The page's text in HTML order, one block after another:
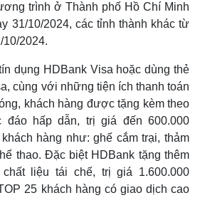
trình ở Thành phố Hồ Chí Minh
31/10/2024, các tỉnh thành khác từ
10/2024.
dụng HDBank Visa hoặc dùng thẻ
cùng với những tiện ích thanh toán
khách hàng được tặng kèm theo
đáo hấp dẫn, trị giá đến 600.000
hàng như: ghế cắm trại, thảm
thao. Đặc biệt HDBank tặng thêm
liệu tái chế, trị giá 1.600.000
25 khách hàng có giao dịch cao